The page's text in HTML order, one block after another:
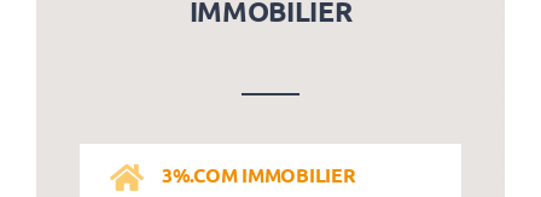
IMMOBILIER
3%.COM IMMOBILIER